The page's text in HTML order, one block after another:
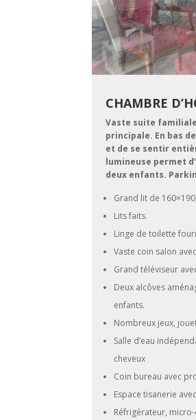
CHAMBRE
Vaste suite
principale. En bas
et de se sentir
lumineuse permet
deux enfants.
Grand lit de
Lits faits.
Linge de toilette
Vaste coin salon
Grand téléviseur
Deux alcôves
enfants.
Nombreux jeux,
Salle d’eau
cheveux
Coin bureau avec
Espace tisanerie
Réfrigérateur,